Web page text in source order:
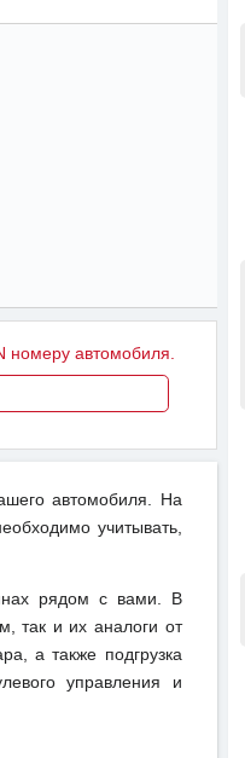
номеру автомобиля.
автомобиля. На
учитывать,
рядом с вами. В
так и их аналоги от
а также подгрузка
управления и